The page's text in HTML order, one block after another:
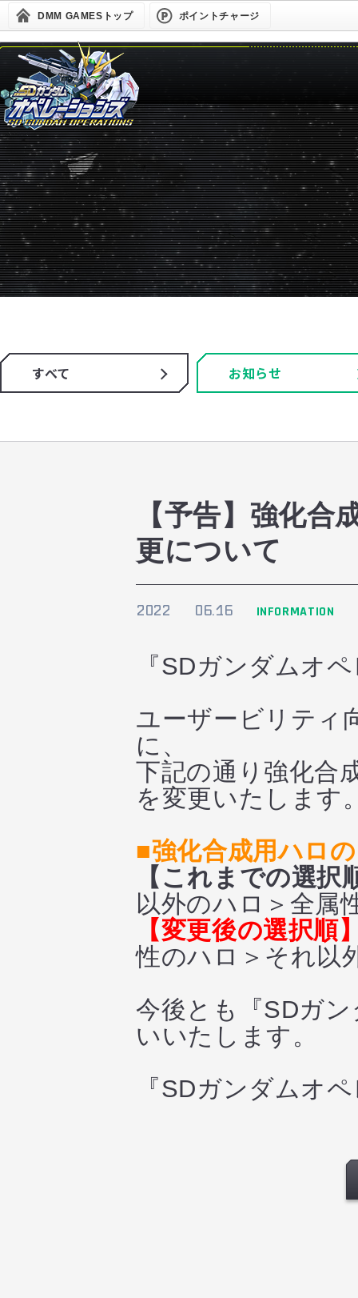
DMM GAMESトップ ポイントチャージ
すべて お知らせ
【予告】強化
更について
2022 06.16 INFORMATION
『SDガンダムオ
ユーザービリティ
に、
下記の通り強化合
を変更いたします
■強化合成用ハロ
【これまでの選択
以外のハロ＞全属
【変更後の選択順
性のハロ＞それ以
今後とも『SDガ
いいたします。
『SDガンダムオ